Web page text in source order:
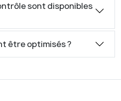
sont disponibles
être optimisés ?